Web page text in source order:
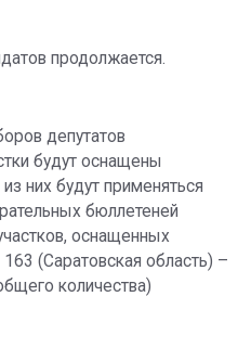
продолжается.
депутатов
будут оснащены
них будут применяться
бюллетеней
оснащенных
(Саратовская область) –
количества)